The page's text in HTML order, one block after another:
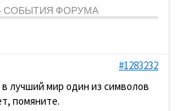
- СОБЫТИЯ ФОРУМА
#1283232
в лучший мир один из символов
помяните.